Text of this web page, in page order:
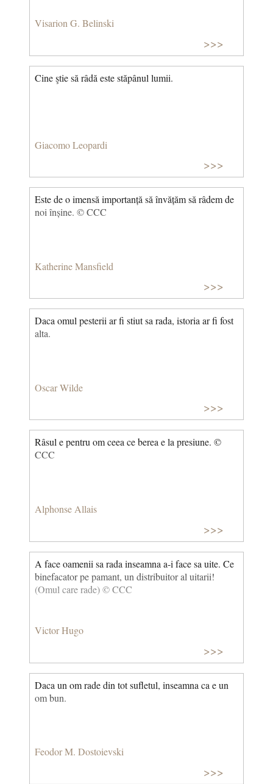
Visarion G. Belinski
>>>
Cine ştie să râdă este stăpânul lumii.
Giacomo Leopardi
>>>
Este de o imensă importanță să învățăm să râdem de
noi înșine. © CCC
Katherine Mansfield
>>>
Daca omul pesterii ar fi stiut sa rada, istoria ar fi fost
alta.
Oscar Wilde
>>>
Râsul e pentru om ceea ce berea e la presiune. ©
CCC
Alphonse Allais
>>>
A face oamenii sa rada inseamna a-i face sa uite. Ce
binefacator pe pamant, un distribuitor al uitarii!
(Omul care rade) © CCC
Victor Hugo
>>>
Daca un om rade din tot sufletul, inseamna ca e un
om bun.
Feodor M. Dostoievski
>>>